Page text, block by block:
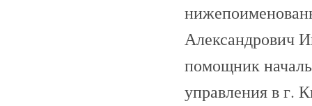
Александрович
помощник
управления в г.